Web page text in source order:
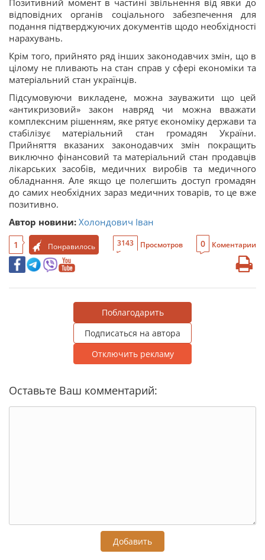
відповідних органів соціального забезпечення для
подання підтверджуючих документів щодо необхідності
нарахувань.
Крім того, прийнято ряд інших законодавчих змін, що в
цілому не пливають на стан справ у сфері економіки та
матеріальний стан українців.
Підсумовуючи викладене, можна зауважити що цей
«антикризовий» закон навряд чи можна вважати
комплексним рішенням, яке рятує економіку держави та
стабілізує матеріальний стан громадян України.
Прийняття вказаних законодавчих змін покращить
виключно фінансовий та матеріальний стан продавців
лікарських засобів, медичних виробів та медичного
обладнання. Але якщо це полегшить доступ громадян
до самих необхідних зараз медичних товарів, то це вже
позитивно.
Автор новини: Холондович Іван
1 Понравилось 3143 Просмотров 0 Коментарии
Поблагодарить
Подписаться на автора
Отключить рекламу
Оставьте Ваш комментарий:
Добавить